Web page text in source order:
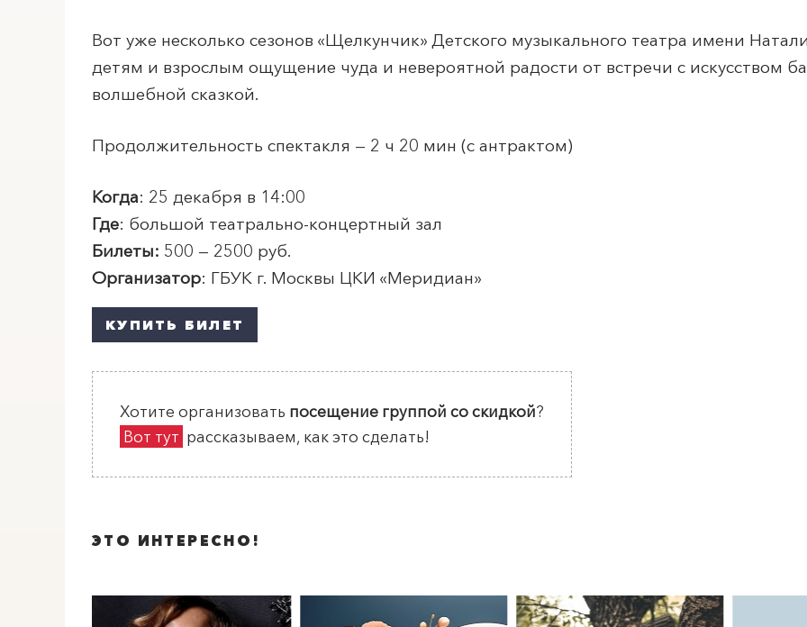
Вот уже несколько сезонов «Щелкунчик» Детского музыкального театра имени
детям и взрослым ощущение чуда и невероятной радости от встречи с искусством
волшебной сказкой.
Продолжительность спектакля — 2 ч 20 мин (с антрактом)
Когда: 25 декабря в 14:00
Где: большой театрально-концертный зал
Билеты: 500 — 2500 руб.
Организатор: ГБУК г. Москвы ЦКИ «Меридиан»
КУПИТЬ БИЛЕТ
Хотите организовать посещение группой со скидкой?
Вот тут рассказываем, как это сделать!
ЭТО ИНТЕРЕСНО!